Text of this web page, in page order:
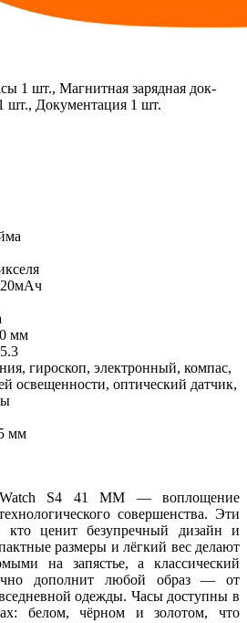
1 шт., Магнитная зарядная док-
шт., Документация 1 шт.
мм
гироскоп, электронный, компас,
освещенности, оптический датчик,
мм
Watch S4 41 MM — воплощение
совершенства. Эти
кто ценит безупречный дизайн и
размеры и лёгкий вес делают
на запястье, а классический
дополнит любой образ — от
одежды. Часы доступны в
белом, чёрном и золотом, что